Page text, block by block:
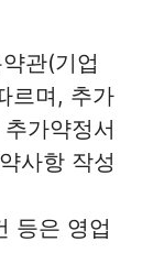
관(기업
르며, 추가
가약정서
사항 작성
등은 영업